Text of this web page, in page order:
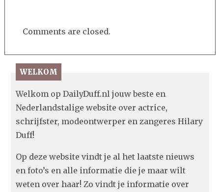
Comments are closed.
WELKOM
Welkom op DailyDuff.nl jouw beste en
Nederlandstalige website over actrice,
schrijfster, modeontwerper en zangeres Hilary
Duff!
Op deze website vindt je al het laatste nieuws
en foto’s en alle informatie die je maar wilt
weten over haar! Zo vindt je informatie over